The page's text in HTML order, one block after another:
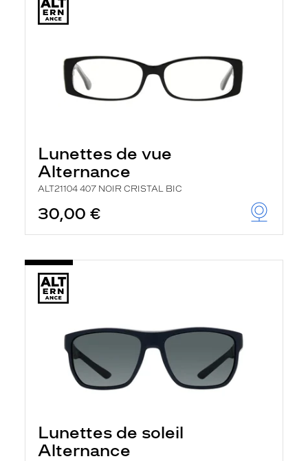
Lunettes de vue
Alternance
ALT21104 407 NOIR CRISTAL BIC
30,00 €
Lunettes de soleil
Alternance